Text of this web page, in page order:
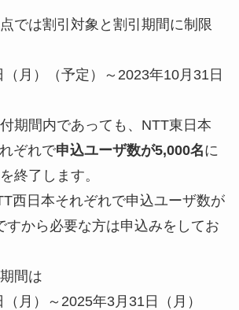
では割引対象と割引期間に制限
月）（予定）～2023年10月31日
期間内であっても、NTT東日本
ぞれで申込ユーザ数が5,000名に
終了します。
西日本それぞれで申込ユーザ数が
すから必要な方は申込みをしてお
間は
月）～2025年3月31日（月）